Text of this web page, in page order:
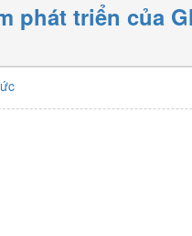
phát triển của